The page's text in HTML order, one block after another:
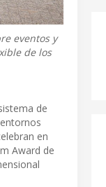
eventos y
de los
de
en
Award de